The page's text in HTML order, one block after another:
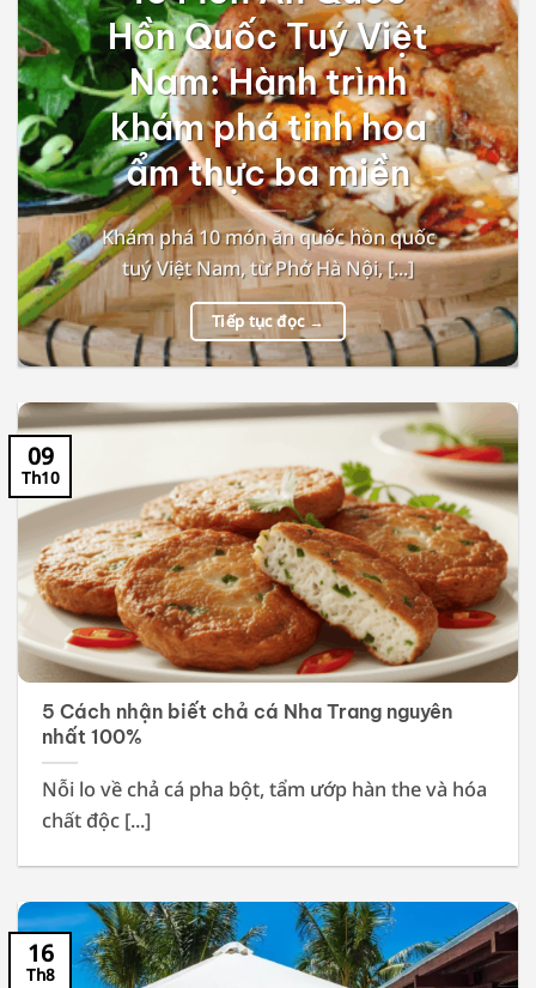
Hồn Quốc Tuý Việt
Nam: Hành trình
khám phá tinh hoa
ẩm thực ba miền
Khám phá 10 món ăn quốc hồn quốc
tuý Việt Nam, từ Phở Hà Nội, [...]
Tiếp tục đọc →
5 Cách nhận biết chả cá Nha Trang nguyên
nhất 100%
Nỗi lo về chả cá pha bột, tẩm ướp hàn the và hóa
chất độc [...]
09
Th10
16
Th8